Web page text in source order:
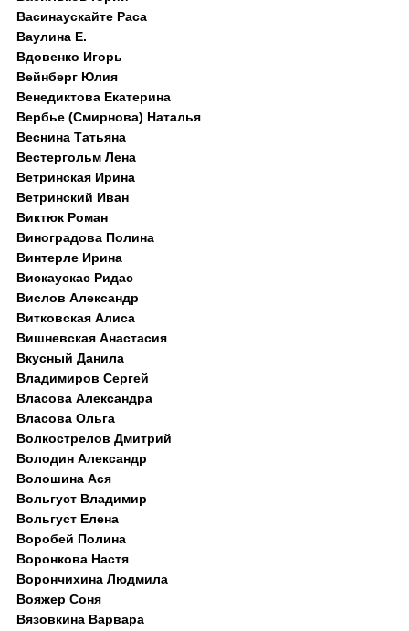
Васинаускайте Раса
Ваулина Е.
Вдовенко Игорь
Вейнберг Юлия
Венедиктова Екатерина
Вербье (Смирнова) Наталья
Веснина Татьяна
Вестергольм Лена
Ветринская Ирина
Ветринский Иван
Виктюк Роман
Виноградова Полина
Винтерле Ирина
Вискаускас Ридас
Вислов Александр
Витковская Алиса
Вишневская Анастасия
Вкусный Данила
Владимиров Сергей
Власова Александра
Власова Ольга
Волкострелов Дмитрий
Володин Александр
Волошина Ася
Вольгуст Владимир
Вольгуст Елена
Воробей Полина
Воронкова Настя
Ворончихина Людмила
Вояжер Соня
Вязовкина Варвара